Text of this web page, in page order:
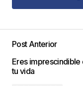
publicada. Los
marcados con
Post Anterior
Eres imprescindible
tu vida